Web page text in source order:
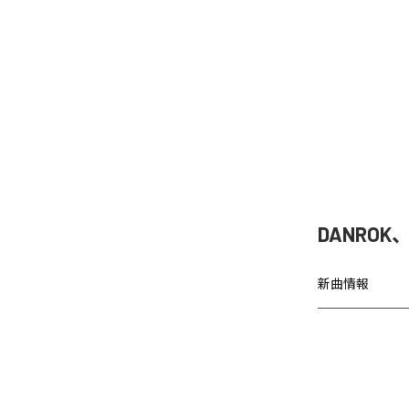
DANROK
新曲情報